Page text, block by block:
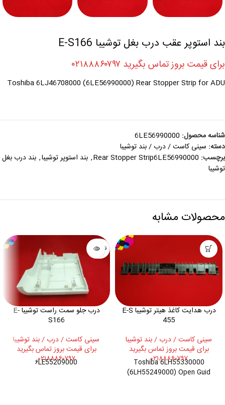
بند استوپر عقب درب بغل توشیبا E-S166
برای قیمت بروز تماس بگیرید ۰۲۱۸۸۸۶۰۷۹۷
Toshiba 6LJ46708000 (6LE56990000) Rear Stopper Strip for ADU
شناسه محصول: 6LE56990000
دسته: سینی کاست / درب / بند توشیبا
برچسب: Rear Stopper Strip6LE56990000
, بند استوپر توشیبا, بند درب بغل
توشیبا
محصولات مشابه
درب هدایت کاغذ هیتر توشیبا E-S
455
سینی کاست / درب / بند توشیبا
برای قیمت بروز تماس بگیرید
۰۲۱۸۸۸۶۰۷۹۷
Toshiba 6LH55330000
(6LH55249000) Open Guid
ناموجود
درب جلو سمت راست توشیبا E-
S166
سینی کاست / درب / بند توشیبا
برای قیمت بروز تماس بگیرید
۰۲۱۸۸۸۶۰۷۹۷
۶LE55209000